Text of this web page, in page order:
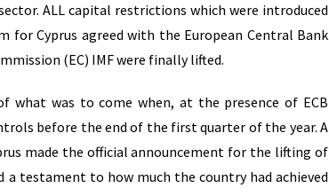
ALL capital restrictions which were introduced
for Cyprus agreed with the European Central Bank
(EC) IMF were finally lifted.
what was to come when, at the presence of ECB
before the end of the first quarter of the year. A
made the official announcement for the lifting of
testament to how much the country had achieved